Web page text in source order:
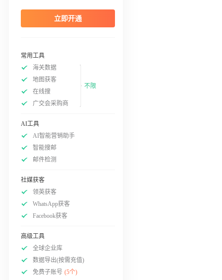
立即开通
常用工具
海关数据
地图获客
在线搜
广交会采购商
不限
AI工具
AI智能营销助手
智能搜邮
邮件检测
社媒获客
领英获客
WhatsApp获客
Facebook获客
高级工具
全球企业库
数据导出(按需充值)
免费子账号 (5个)